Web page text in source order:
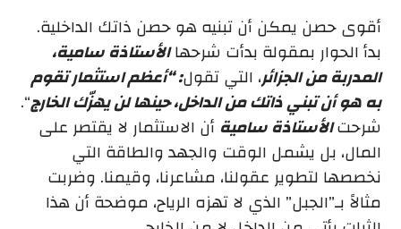
أقوى حصن يمكن أن تبنيه هو حصن ذاتك الداخلية.
بدأ الحوار بمقولة بدأت شرحهاالأستاذة سامية،
المدربة من الجزائر، التي تقول: “أعظم استثمار تقوم
به هو أن تبني ذاتك من الداخل، حينها لن يهزّك الخارج“.
شرحتالأستاذة سامية أن الاستثمار لا يقتصر على
المال، بل يشمل الوقت والجهد والطاقة التي
نخصصها لتطوير عقولنا، مشاعرنا، وقيمنا. وضربت
مثالاً بـ”الجبل” الذي لا تهزه الرياح، موضحة أن هذا